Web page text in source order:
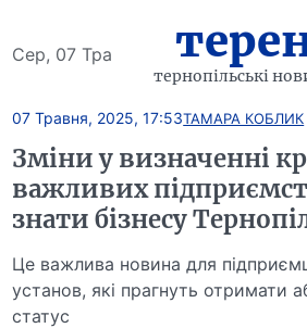
Сер, 07 Тра
тернопільські
07 Травня, 2025, 17:53ТАМАРА КОБЛИК
Зміни у визначенні
важливих
знати бізнесу
Це важлива новина для
установ, які прагнуть отримати
статус